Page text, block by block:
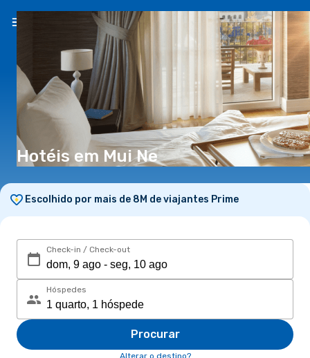
PT(€)
Hotéis em Mui Ne
Escolhido por mais de 8M de viajantes Prime
Check-in / Check-out
Hóspedes
Procurar
Alterar o destino?